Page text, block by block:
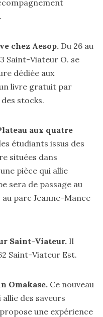
chez Aesop. Du 26 au
Saint-Viateur O. se
dédiée aux
un livre gratuit par
stocks.
aux quatre
étudiants issus des
situées dans
une pièce qui allie
sera de passage au
parc Jeanne-Mance
Saint-Viateur. Il
Saint-Viateur Est.
Omakase. Ce nouveau
des saveurs
propose une expérience